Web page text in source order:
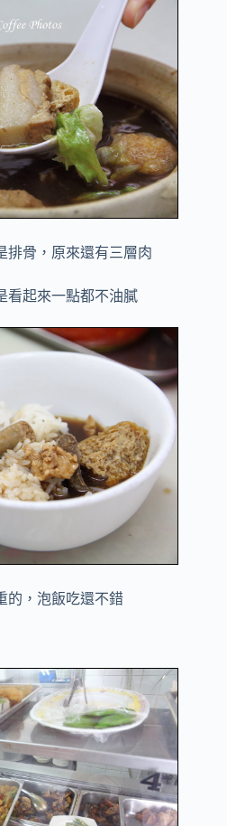
排骨，原來還有三層肉
看起來一點都不油膩
的，泡飯吃還不錯